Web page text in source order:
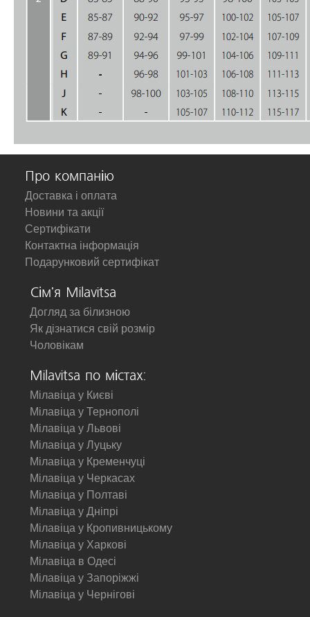
Про компанію
Доставка і оплата
Новини та акції
Сертифікати
Контактна інформація
Подарунковий сертифікат
Сім'я Milavitsa
Догляд за білизною
Як дізнатися свій розмір
Чоловікам
Milavitsa по містах:
Мілавіца у Києві
Мілавіца у Тернополі
Мілавіца у Львові
Мілавіца у Луцьку
Мілавіца у Кременчуці
Мілавіца у Черкасах
Мілавіца у Полтаві
Мілавіца у Дніпрі
Мілавіца у Кропивницькому
Мілавіца у Харкові
Мілавіца в Одесі
Мілавіца у Запоріжжі
Мілавіца у Чернігові